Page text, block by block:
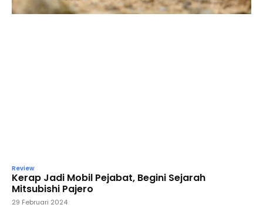
Review
Kerap Jadi Mobil Pejabat, Begini Sejarah
Mitsubishi Pajero
29 Februari 2024